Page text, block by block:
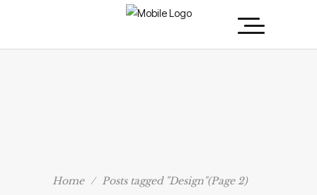
Home / Posts tagged "Design"(Page 2)